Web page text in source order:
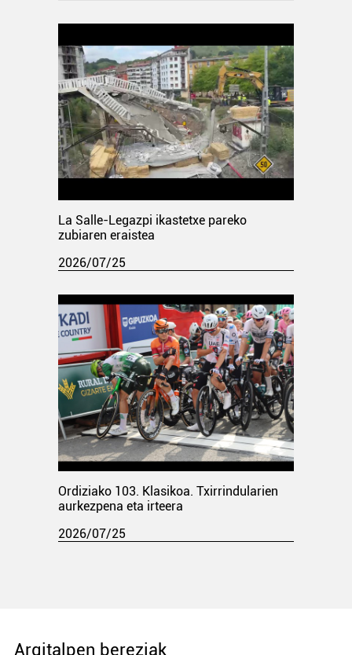
La Salle-Legazpi ikastetxe pareko
zubiaren eraistea
2026/07/25
Ordiziako 103. Klasikoa. Txirrindularien
aurkezpena eta irteera
2026/07/25
Argitalpen bereziak